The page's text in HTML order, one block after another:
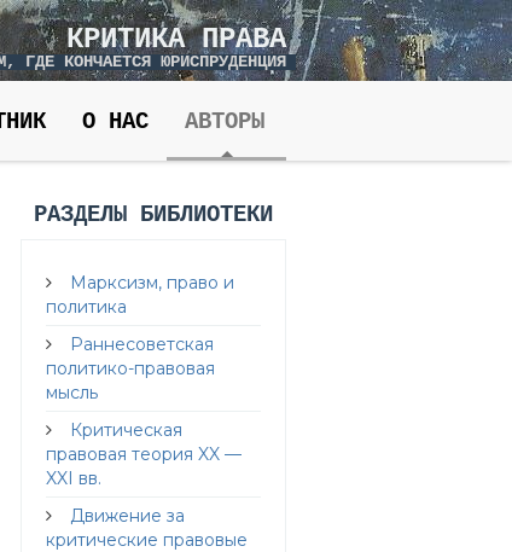
КРИТИКА ПРАВА
ГДЕ КОНЧАЕТСЯ ЮРИСПРУДЕНЦИЯ
О НАС АВТОРЫ
РАЗДЕЛЫ БИБЛИОТЕКИ
Марксизм, право и
политика
Раннесоветская
политико-правовая
мысль
Критическая
правовая теория XX —
XXI вв.
Движение за
критические правовые